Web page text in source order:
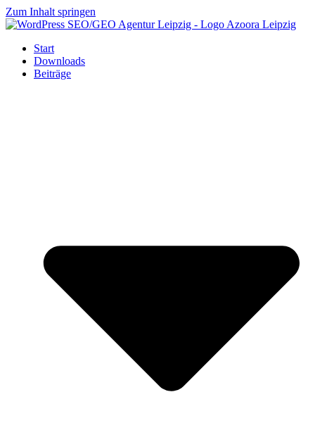
Zum Inhalt springen
Start
Downloads
Beiträge